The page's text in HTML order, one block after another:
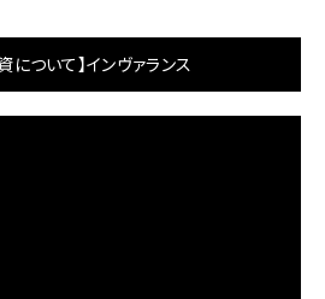
について】インヴァランス